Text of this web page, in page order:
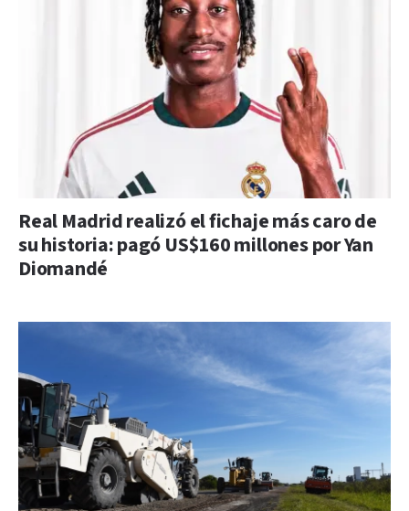
Real Madrid realizó el fichaje más caro de
su historia: pagó US$160 millones por Yan
Diomandé